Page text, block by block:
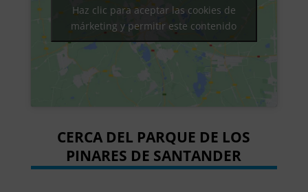
Haz clic para aceptar las cookies de
márketing y permitir este contenido
CERCA DEL PARQUE DE LOS
PINARES DE SANTANDER